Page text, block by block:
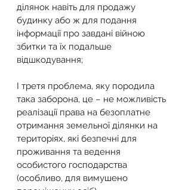
ділянок навіть для продажу
будинку або ж для подання
інформації про завдані війною
збитки та їх подальше
відшкодування;
І третя проблема, яку породила
така заборона, це – не можливість
реалізації права на безоплатне
отримання земельної ділянки на
територіях, які безпечні для
проживання та ведення
особистого господарства
(особливо, для вимушено